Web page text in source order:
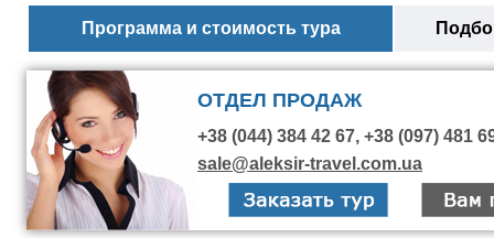
Программа и стоимость тура
ОТДЕЛ ПРОДАЖ
+38 (044) 384 42 67, +38 (097) 481
sale@aleksir-travel.com.ua